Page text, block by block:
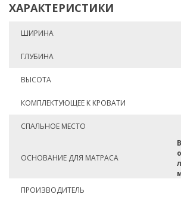
ХАРАКТЕРИСТИКИ
ШИРИНА
ГЛУБИНА
ВЫСОТА
КОМПЛЕКТУЮЩЕЕ К КРОВАТИ
СПАЛЬНОЕ МЕСТО
ОСНОВАНИЕ ДЛЯ МАТРАСА
ПРОИЗВОДИТЕЛЬ